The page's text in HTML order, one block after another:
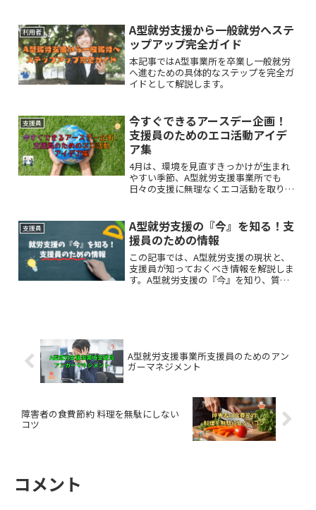
力と収益性を同時に高める具体的な施
策、「レベルアップ黒字化計画」を7つ
の観点からご紹介します。
利用者
A型就労支援から一般就労へステ
ップアップ完全ガイド
本記事ではA型事業所を卒業し一般就労
へ進むための具体的なステップを完全ガ
イドとして解説します。
支援員
今すぐできるアースデー企画！
支援員のためのエコ活動アイデ
ア集
4月は、環境を見直すきっかけが生まれ
やすい季節、A型就労支援事業所でも
日々の支援に無理なくエコ活動を取り入
みです。本記事では、アースデー企画の
実践について紹介します。
支援員
A型就労支援の『今』を知る！支
援員のための情報
この記事では、A型就労支援の現状と、
支援員が知っておくべき情報を解説しま
す。A型就労支援の『今』を知り、質の
A型就労支援事業所支援員のためのアン
ガーマネジメント
障害者の食費節約 料理を無駄にしない
コツ
コメント